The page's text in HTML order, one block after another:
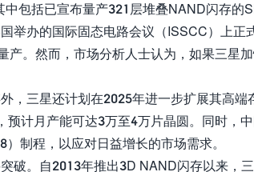
包括已宣布量产321层堆叠NAND闪存的
举办的国际固态电路会议（ISSCC）上正
。然而，市场分析人士认为，如果三星
，三星还计划在2025年进一步扩展其高端
计月产能可达3万至4万片晶圆。同时，
制程，以应对日益增长的市场需求。
破。自2013年推出3D NAND闪存以来，